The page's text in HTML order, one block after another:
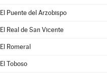
El Puente del Arzobispo
El Real de San Vicente
El Romeral
El Toboso